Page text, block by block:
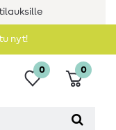
nyt!
0 0